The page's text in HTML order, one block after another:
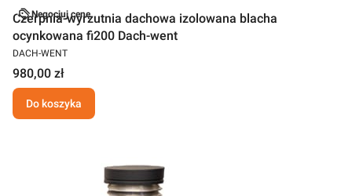
Negocjuj cenę
Czerpnia-wyrzutnia dachowa izolowana blacha
ocynkowana fi200 Dach-went
DACH-WENT
980,00 zł
Do koszyka